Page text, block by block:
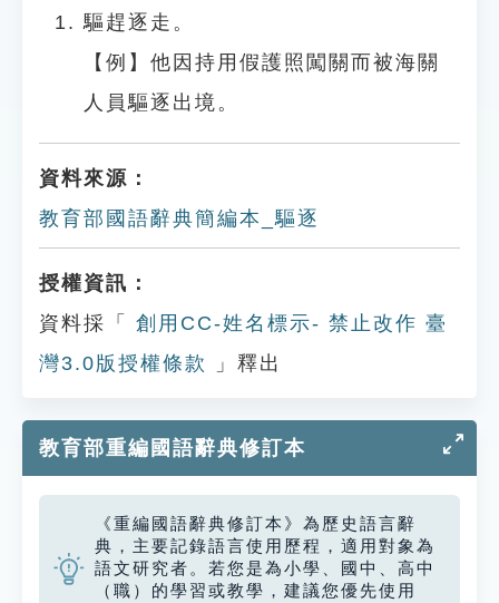
驅趕逐走。
【例】他因持用假護照闖關而被海關
人員驅逐出境。
資料來源：
教育部國語辭典簡編本_驅逐
授權資訊：
資料採「
創用CC-姓名標示- 禁止改作 臺
灣3.0版授權條款
」釋出
教育部重編國語辭典修訂本
《重編國語辭典修訂本》為歷史語言辭
典，主要記錄語言使用歷程，適用對象為
語文研究者。若您是為小學、國中、高中
（職）的學習或教學，建議您優先使用